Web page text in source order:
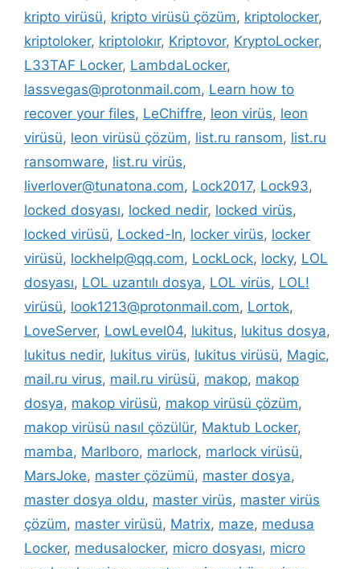
kripto virüsü, kripto virüsü çözüm, kriptolocker,
kriptoloker, kriptolokır, Kriptovor, KryptoLocker,
L33TAF Locker, LambdaLocker,
lassvegas@protonmail.com, Learn how to
recover your files, LeChiffre, leon virüs, leon
virüsü, leon virüsü çözüm, list.ru ransom, list.ru
ransomware, list.ru virüs,
liverlover@tunatona.com, Lock2017, Lock93,
locked dosyası, locked nedir, locked virüs,
locked virüsü, Locked-In, locker virüs, locker
virüsü, lockhelp@qq.com, LockLock, locky, LOL
dosyası, LOL uzantılı dosya, LOL virüs, LOL!
virüsü, look1213@protonmail.com, Lortok,
LoveServer, LowLevel04, lukitus, lukitus dosya,
lukitus nedir, lukitus virüs, lukitus virüsü, Magic,
mail.ru virus, mail.ru virüsü, makop, makop
dosya, makop virüsü, makop virüsü çözüm,
makop virüsü nasıl çözülür, Maktub Locker,
mamba, Marlboro, marlock, marlock virüsü,
MarsJoke, master çözümü, master dosya,
master dosya oldu, master virüs, master virüs
çözüm, master virüsü, Matrix, maze, medusa
Locker, medusalocker, micro dosyası, micro